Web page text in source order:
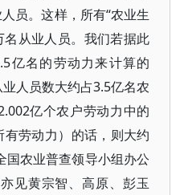
员。这样，所有“农业生
名从业人员。我们若据此
亿名的劳动力来计算的
人员数大约占3.5亿名农
亿个农户劳动力中的
劳动力）的话，则大约
国农业普查领导小组办公
见黄宗智、高原、彭玉